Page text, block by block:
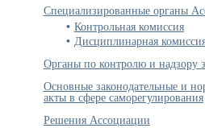
Специализированные органы
Контрольная комиссия
Дисциплинарная
Органы по контролю и надзору
Основные законодательные и
акты в сфере саморегулирования
Решения Ассоциации